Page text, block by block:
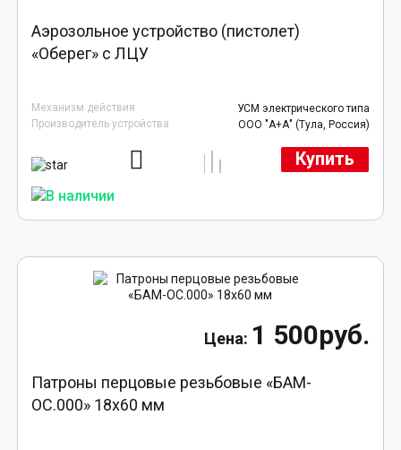
Аэрозольное устройство (пистолет)
«Оберег» с ЛЦУ
Механизм действия
УСМ электрического типа
Производитель устройства
ООО "А+А" (Тула, Россия)
Купить
1 500руб.
Патроны перцовые резьбовые «БАМ-
ОС.000» 18х60 мм